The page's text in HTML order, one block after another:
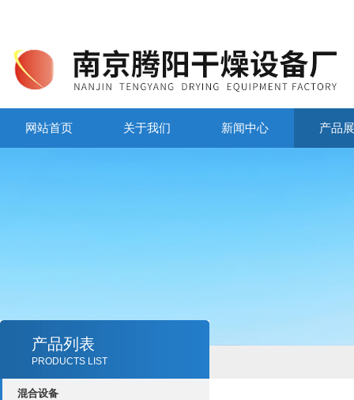
网站首页 关于我们 新闻中心 产品
产品列表
PRODUCTS LIST
混合设备